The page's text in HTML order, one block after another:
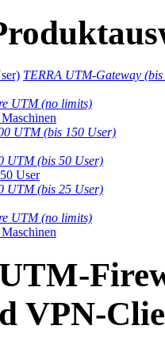
TERRA UTM-Gateway
UTM (no limits)
UTM (bis 150 User)
UTM (bis 50 User)
User
UTM (bis 25 User)
UTM (no limits)
VPN-